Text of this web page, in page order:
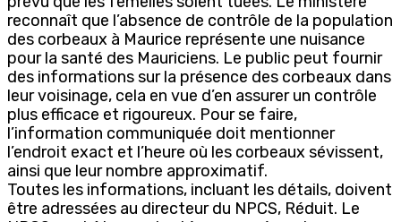
reconnaît que l’absence de contrôle de la population
des corbeaux à Maurice représente une nuisance
pour la santé des Mauriciens. Le public peut fournir
des informations sur la présence des corbeaux dans
leur voisinage, cela en vue d’en assurer un contrôle
plus efficace et rigoureux. Pour se faire,
l’information communiquée doit mentionner
l’endroit exact et l’heure où les corbeaux sévissent,
ainsi que leur nombre approximatif.
Toutes les informations, incluant les détails, doivent
être adressées au directeur du NPCS, Réduit. Le